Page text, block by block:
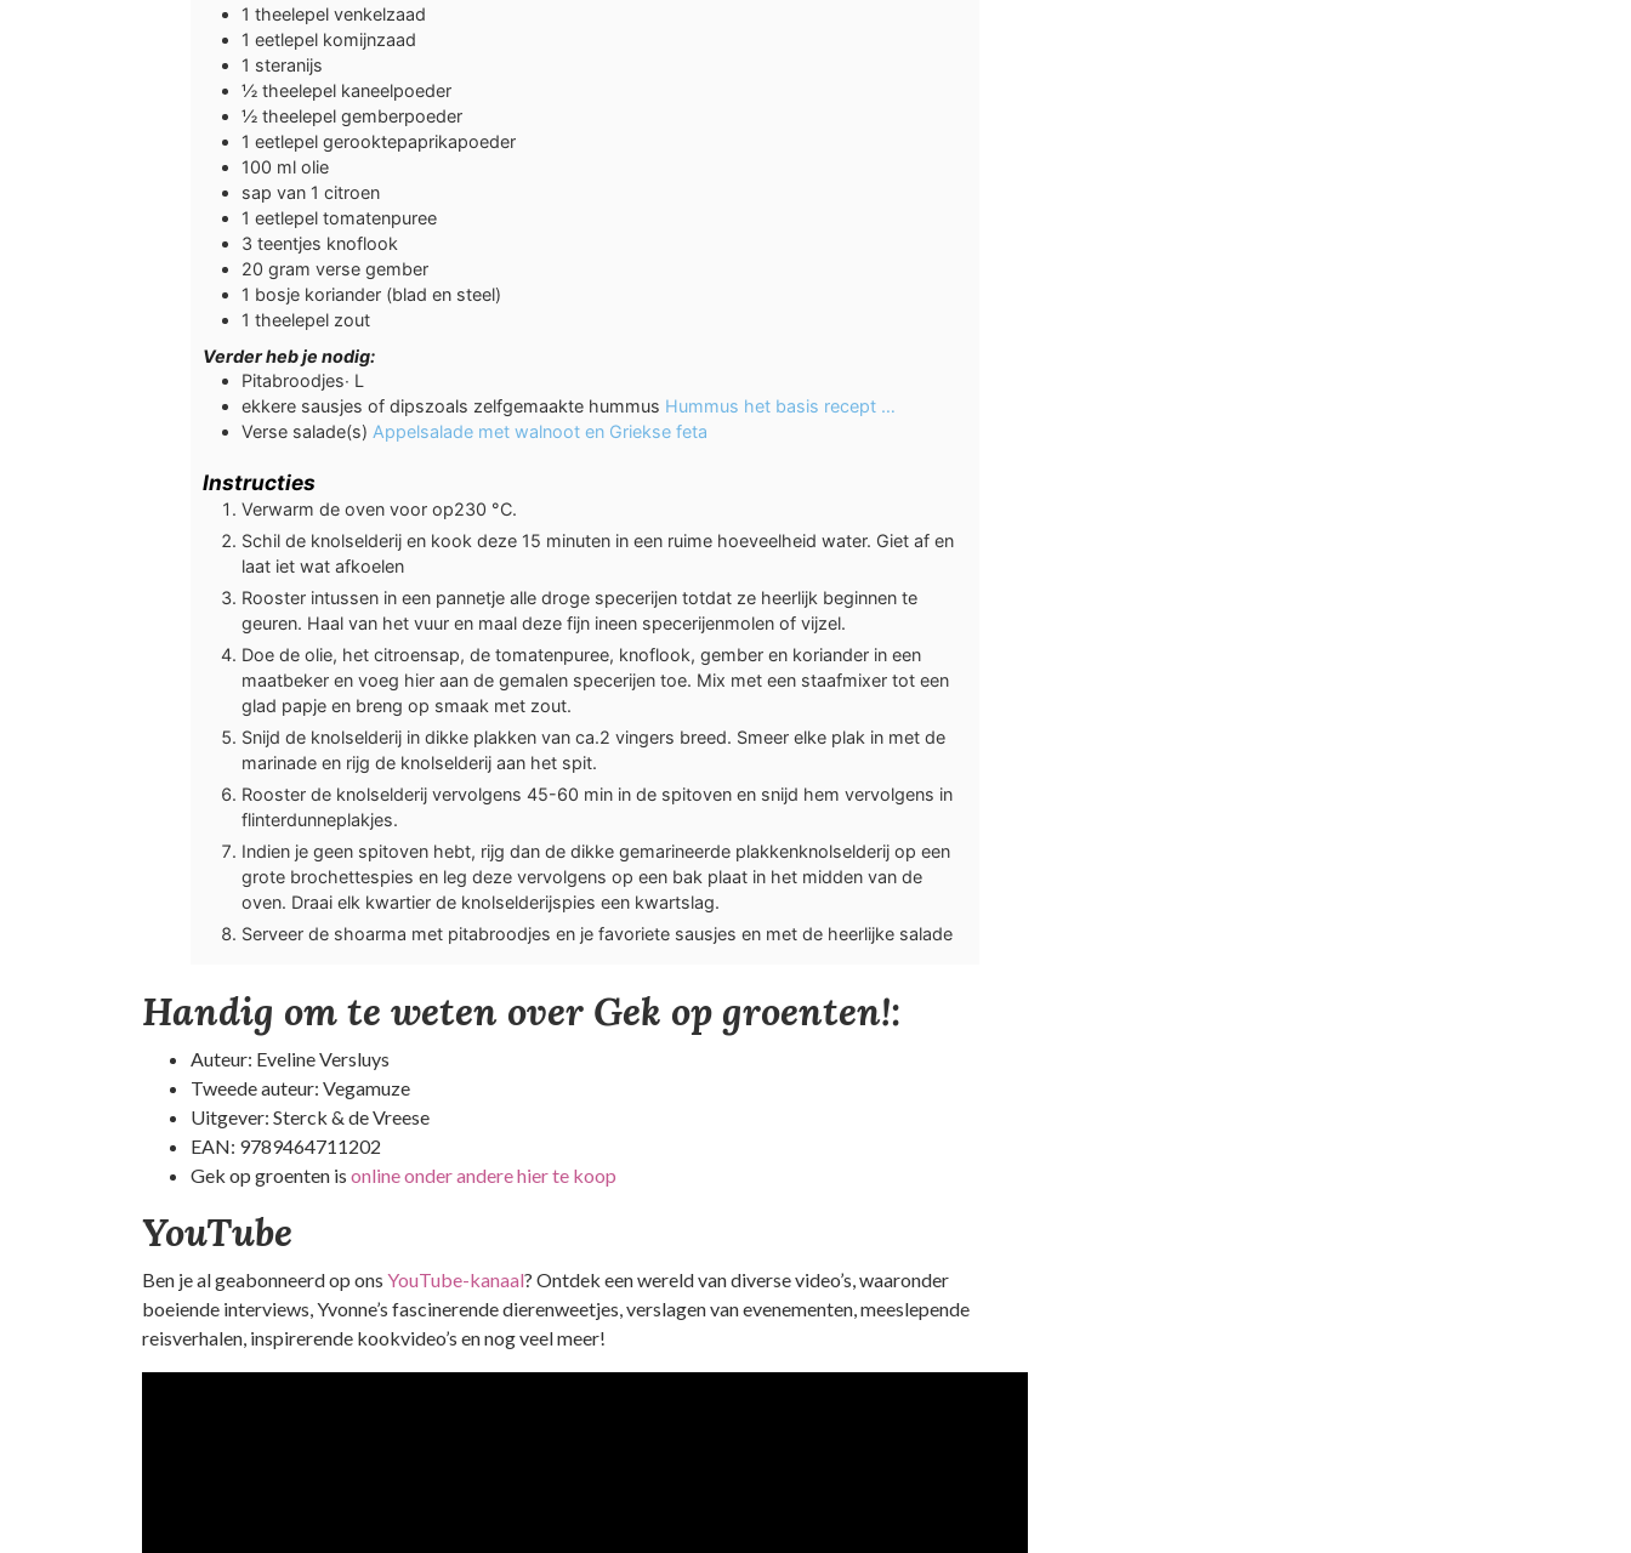
1 theelepel venkelzaad
1 eetlepel komijnzaad
1 steranijs
½ theelepel kaneelpoeder
½ theelepel gemberpoeder
1 eetlepel gerooktepaprikapoeder
100 ml olie
sap van 1 citroen
1 eetlepel tomatenpuree
3 teentjes knoflook
20 gram verse gember
1 bosje koriander (blad en steel)
1 theelepel zout
Verder heb je nodig:
Pitabroodjes∙ L
ekkere sausjes of dipszoals zelfgemaakte hummus Hummus het basis recept …
Verse salade(s) Appelsalade met walnoot en Griekse feta
Instructies
Verwarm de oven voor op230 °C.
Schil de knolselderij en kook deze 15 minuten in een ruime hoeveelheid water. Giet af en
laat iet wat afkoelen
Rooster intussen in een pannetje alle droge specerijen totdat ze heerlijk beginnen te
geuren. Haal van het vuur en maal deze fijn ineen specerijenmolen of vijzel.
Doe de olie, het citroensap, de tomatenpuree, knoflook, gember en koriander in een
maatbeker en voeg hier aan de gemalen specerijen toe. Mix met een staafmixer tot een
glad papje en breng op smaak met zout.
Snijd de knolselderij in dikke plakken van ca.2 vingers breed. Smeer elke plak in met de
marinade en rijg de knolselderij aan het spit.
Rooster de knolselderij vervolgens 45-60 min in de spitoven en snijd hem vervolgens in
flinterdunneplakjes.
Indien je geen spitoven hebt, rijg dan de dikke gemarineerde plakkenknolselderij op een
grote brochettespies en leg deze vervolgens op een bak plaat in het midden van de
oven. Draai elk kwartier de knolselderijspies een kwartslag.
Serveer de shoarma met pitabroodjes en je favoriete sausjes en met de heerlijke salade
Handig om te weten over Gek op groenten!:
Auteur: Eveline Versluys
Tweede auteur: Vegamuze
Uitgever: Sterck & de Vreese
EAN: 9789464711202
Gek op groenten is online onder andere hier te koop
YouTube
Ben je al geabonneerd op ons YouTube-kanaal? Ontdek een wereld van diverse video’s, waaronder
boeiende interviews, Yvonne’s fascinerende dierenweetjes, verslagen van evenementen, meeslepende
reisverhalen, inspirerende kookvideo’s en nog veel meer!